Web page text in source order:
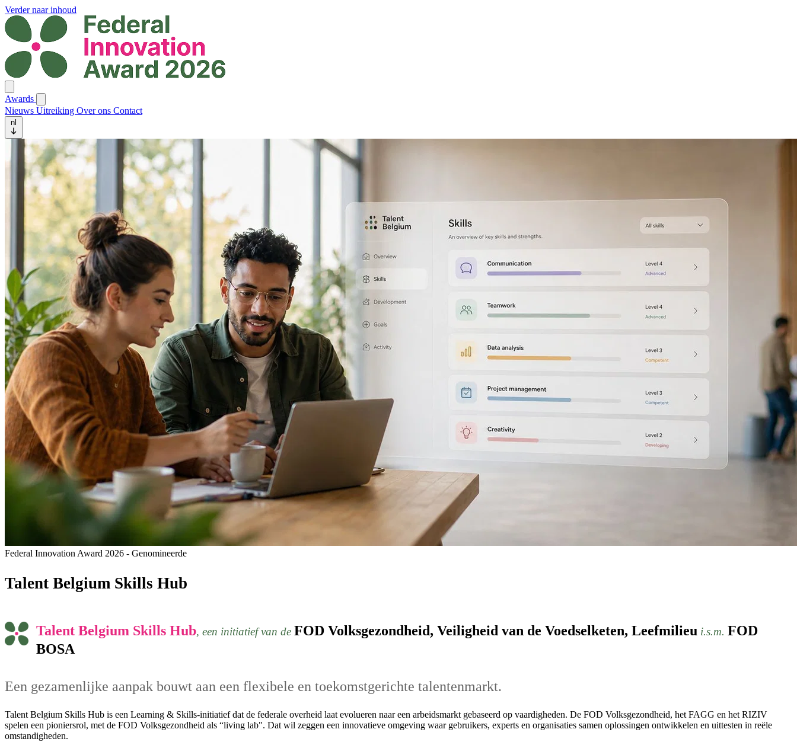
Verder naar inhoud
Awards
Nieuws Uitreiking Over ons Contact
nl
Federal Innovation Award 2026 - Genomineerde
Talent Belgium Skills Hub
Talent Belgium Skills Hub, een initiatief van de FOD Volksgezondheid, Veiligheid van de Voedselketen, Leefmilieui.s.m. FOD
BOSA
Een gezamenlijke aanpak bouwt aan een flexibele en toekomstgerichte talentenmarkt.
Talent Belgium Skills Hub is een Learning & Skills-initiatief dat de federale overheid laat evolueren naar een arbeidsmarkt gebaseerd op vaardigheden. De FOD Volksgezondheid, het FAGG en het RIZIV
spelen een pioniersrol, met de FOD Volksgezondheid als “living lab". Dat wil zeggen een innovatieve omgeving waar gebruikers, experts en organisaties samen oplossingen ontwikkelen en uittesten in reële
omstandigheden.